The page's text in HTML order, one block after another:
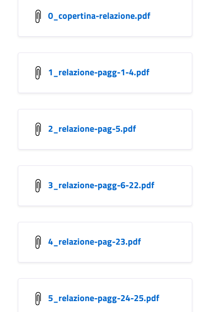
0_copertina-relazione.pdf
1_relazione-pagg-1-4.pdf
2_relazione-pag-5.pdf
3_relazione-pagg-6-22.pdf
4_relazione-pag-23.pdf
5_relazione-pagg-24-25.pdf